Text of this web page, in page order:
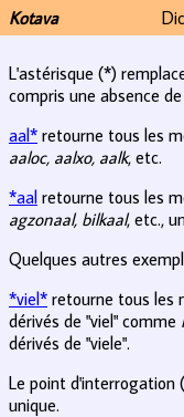
Kotava
L'astérisque (*)
compris une absence
aal* retourne tous les
aaloc, aalxo, aalk, etc.
*aal retourne tous les
agzonaal, bilkaal, etc.,
Quelques autres
*viel* retourne tous les
dérivés de "viel" comme
dérivés de "viele".
Le point d'interrogation
unique.